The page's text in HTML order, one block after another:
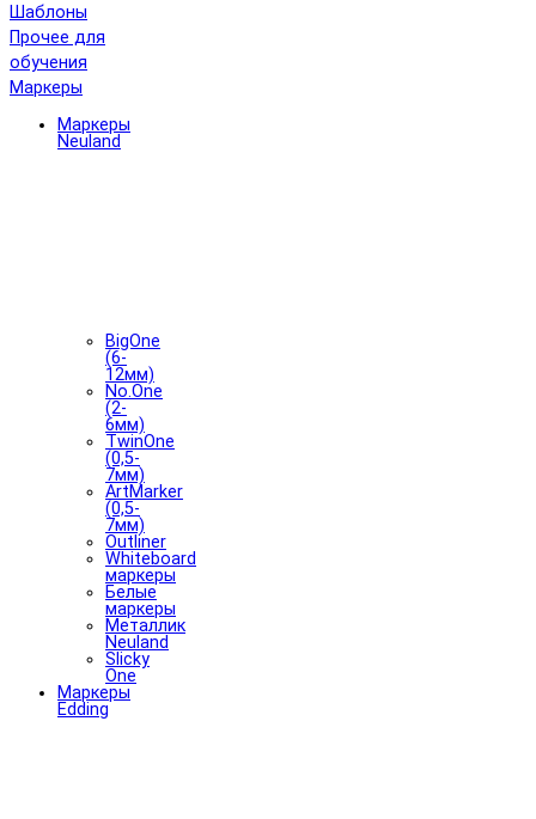
Шаблоны
Прочее для
обучения
Маркеры
Маркеры
Neuland
BigOne
(6-
12мм)
No.One
(2-
6мм)
TwinOne
(0,5-
7мм)
ArtMarker
(0,5-
7мм)
Outliner
Whiteboard
маркеры
Белые
маркеры
Металлик
Neuland
Slicky
One
Маркеры
Edding